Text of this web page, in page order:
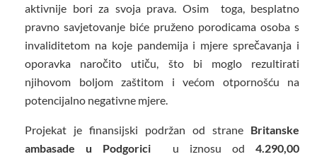
aktivnije bori za svoja prava. Osim toga, besplatno
pravno savjetovanje biće pruženo porodicama osoba s
invaliditetom na koje pandemija i mjere sprečavanja i
oporavka naročito utiču, što bi moglo rezultirati
njihovom boljom zaštitom i većom otpornošću na
potencijalno negativne mjere.
Projekat je finansijski podržan od strane Britanske
ambasade u Podgorici u iznosu od4.290,00